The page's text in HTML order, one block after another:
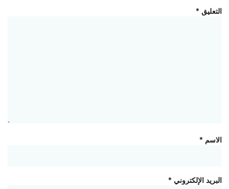
التعليق *
الاسم *
البريد الإلكتروني *